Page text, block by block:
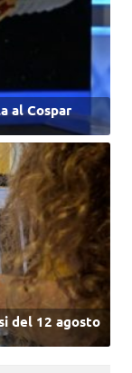
al Cospar
del 12 agosto